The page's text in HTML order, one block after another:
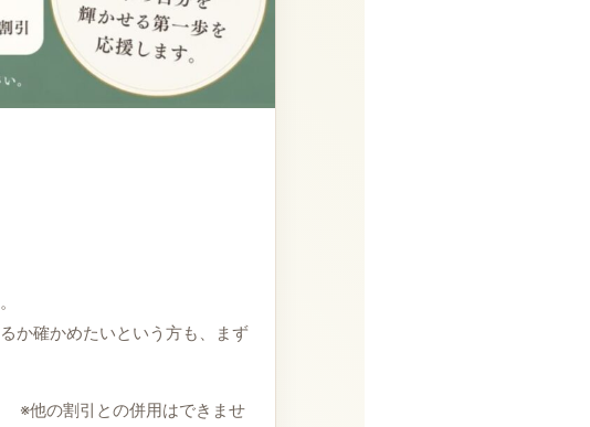
か確かめたいという方も、まず
※他の割引との併用はできませ